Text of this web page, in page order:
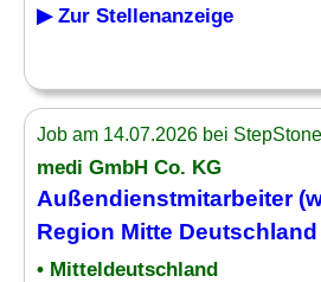
▶ Zur Stellenanzeige
Job am 14.07.2026 bei
medi GmbH Co. KG
Außendienstmitarbeiter
Region Mitte Deutschland
• Mitteldeutschland